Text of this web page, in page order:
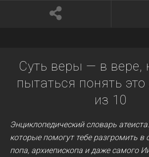
Суть веры — в вере,
пытаться понять
из 10
Энциклопедический словарь
которые помогут тебе разгромить в
попа, архиепископа и даже самого